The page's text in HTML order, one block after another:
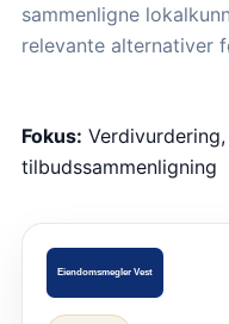
sammenligne
relevante alternativer
Fokus:
tilbudssammenligning